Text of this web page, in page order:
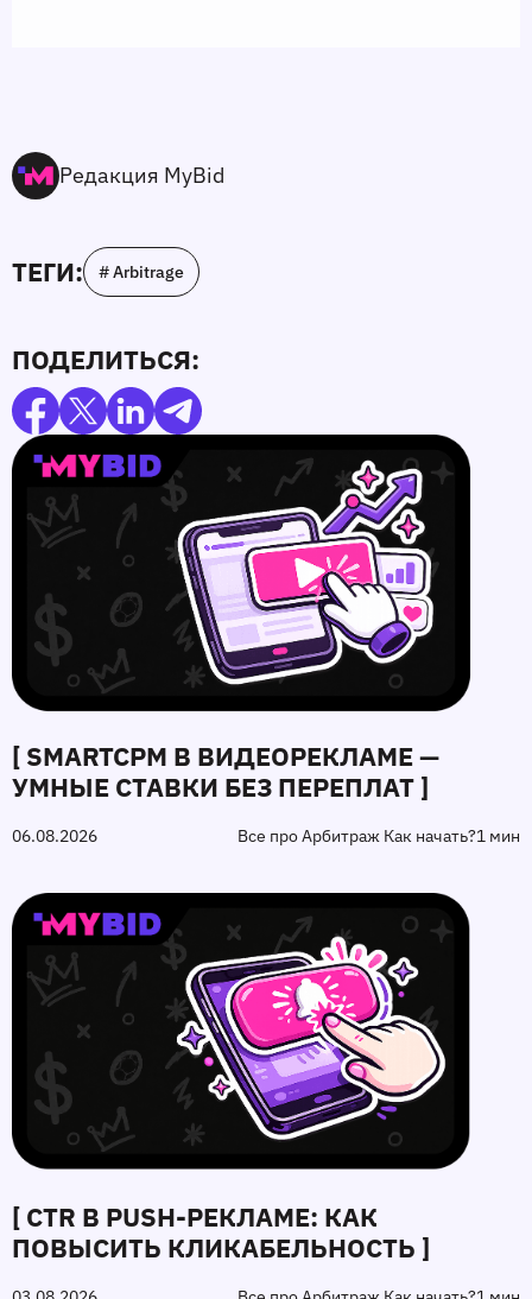
Редакция MyBid
ТЕГИ: # Arbitrage
ПОДЕЛИТЬСЯ:
[ SMARTCPM В ВИДЕОРЕКЛАМЕ —
УМНЫЕ СТАВКИ БЕЗ ПЕРЕПЛАТ ]
06.08.2026 Все про Арбитраж Как начать?1 мин
[ CTR В PUSH-РЕКЛАМЕ: КАК
ПОВЫСИТЬ КЛИКАБЕЛЬНОСТЬ ]